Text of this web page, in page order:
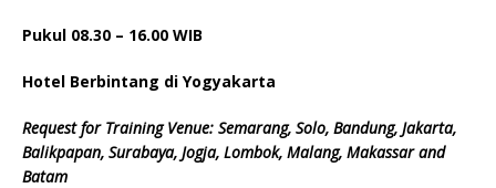
Pukul 08.30 – 16.00 WIB
Hotel Berbintang di Yogyakarta
Request for Training Venue: Semarang, Solo, Bandung, Jakarta,
Balikpapan, Surabaya, Jogja, Lombok, Malang, Makassar and
Batam